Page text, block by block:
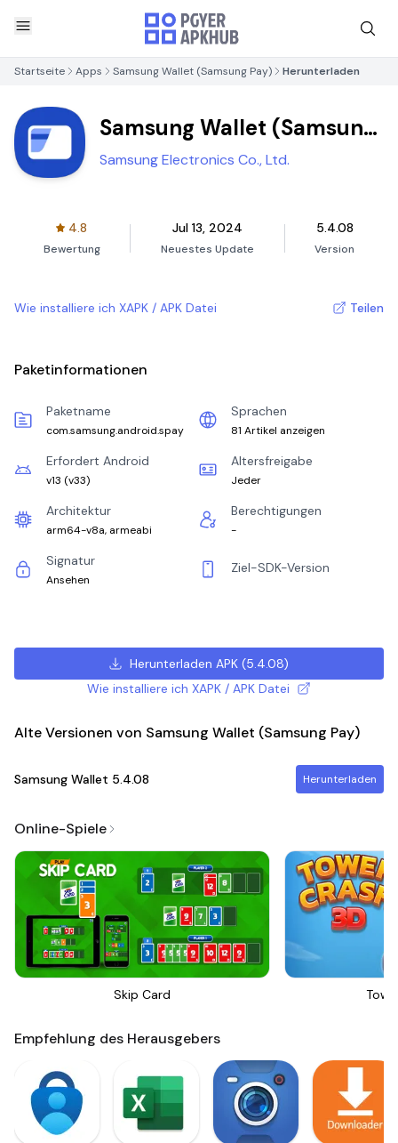
Startseite Apps Samsung Wallet (Samsung Pay) Herunterladen
Samsung Wallet (Samsung
Pay)
Samsung Electronics Co., Ltd.
4.8
Bewertung
Jul 13, 2024
Neuestes Update
5.4.08
Version
Wie installiere ich XAPK / APK Datei Teilen
Paketinformationen
Paketname
com.samsung.android.spay
Sprachen
81 Artikel anzeigen
Erfordert Android
v13 (v33)
Altersfreigabe
Jeder
Architektur
arm64-v8a, armeabi
Berechtigungen
-
Signatur
Ansehen
Ziel-SDK-Version
Herunterladen APK (5.4.08)
Wie installiere ich XAPK / APK Datei
Alte Versionen von Samsung Wallet (Samsung Pay)
Samsung Wallet 5.4.08 Herunterladen
Online-Spiele
Skip Card
Empfehlung des Herausgebers